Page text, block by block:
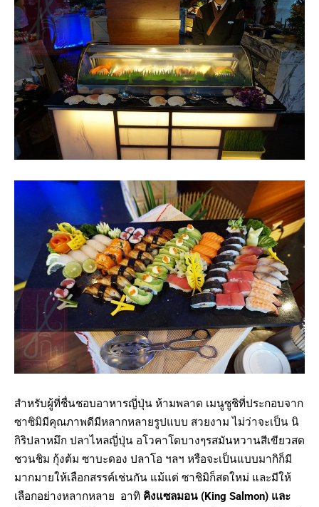
สำหรับผู้ที่ชื่นชอบอาหารญี่ปุ่น ห้ามพลาด เมนูซูชิที่ประกอบจาก
ซาซิมิมีคุณภาพดีมีหลากหลายรูปแบบ สวยงาม ไม่ว่าจะเป็น นิ
กิริปลาหมึก ปลาไหลญี่ปุ่น อโวคาโดบางๆรสมันหวานสีเขียวสด
ชวนชิม กุ้งต้ม ซาบะดอง ปลาโอ ฯลฯ หรือจะเป็นแบบมากิก็มี
มากมายให้เลือกสรรค์เช่นกัน แม้แต่ ซาชิมิก็สดใหม่ และมีให้
เลือกอย่างหลากหลาย อาทิ คิงแซลมอน (King Salmon) และ